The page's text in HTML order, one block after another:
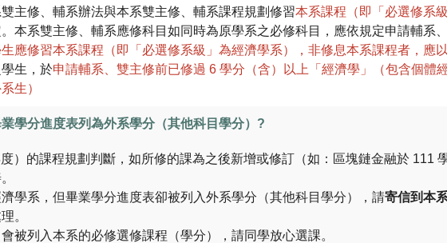
雙主修、輔系辦法與本系雙主修、輔系課程規劃修習本系課程（即「必選修系
本系雙主修、輔系應修科目如同時為原學系之必修科目，應依規定申請輔系
應修習本系課程（即「必選修系級」為經濟學系），非修息本系課程者，應
生，於申請輔系、雙主修前已修過 6 學分（含）以上「經濟學」（包含個體
生）
學分進度表列為外系學分（其他科目學分）?
）的課程規劃判斷，如所修的課為之後新增或修訂（如：區塊鏈金融於 111
學系，但畢業學分進度表卻被列入外系學分（其他科目學分），請寄信到本
。
會被列入本系的必修選修課程（學分），請同學放心選課。